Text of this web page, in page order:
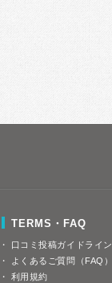
TERMS・FAQ
口コミ投稿ガイドライン
よくあるご質問（FAQ）
利用規約